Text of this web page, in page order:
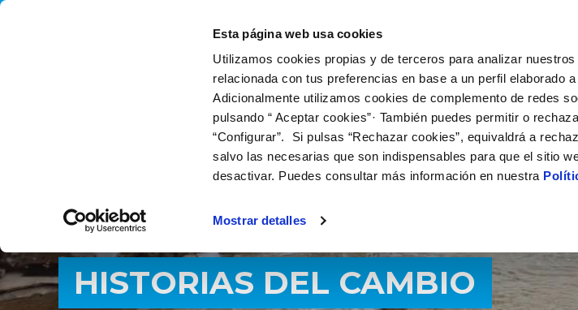
Esta página web usa cookies
Utilizamos cookies propias y de terceros para analizar
relacionada con tus preferencias en base a un perfil elaborado
Adicionalmente utilizamos cookies de complemento de redes
pulsando “ Aceptar cookies”· También puedes permitir o
“Configurar”. Si pulsas “Rechazar cookies”, equivaldrá a
salvo las necesarias que son indispensables para que el sitio
desactivar. Puedes consultar más información en nuestra
Mostrar detalles
QUIÉNES SOMOS QUÉ HACEMOS
HISTORIAS DEL CAMBIO